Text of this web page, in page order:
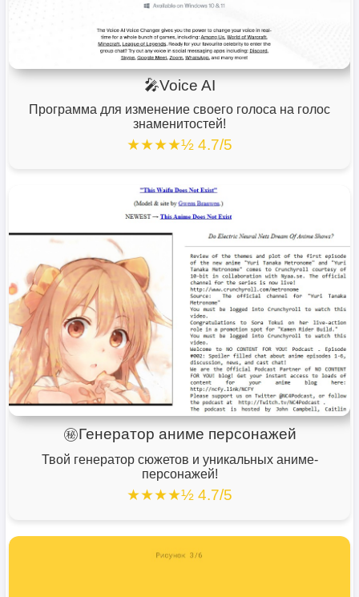
🎤Voice AI
Программа для изменение своего голоса на голос
знаменитостей!
★★★★½ 4.7/5
㊙️Генератор аниме персонажей
Твой генератор сюжетов и уникальных аниме-
персонажей!
★★★★½ 4.7/5